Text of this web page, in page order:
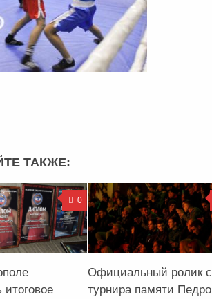
ТАКЖЕ:
0
итоговое
Официальный ролик с
турнира памяти Педро